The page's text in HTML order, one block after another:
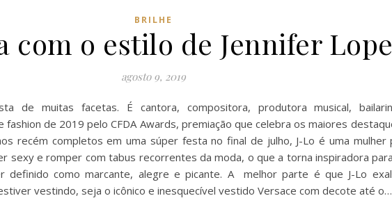
BRILHE
com o estilo de Jennifer
agosto 9, 2019
de muitas facetas. É cantora, compositora, produtora musical,
de 2019 pelo CFDA Awards, premiação que celebra os maiores
recém completos em uma súper festa no final de julho, J-Lo é uma mulher
sexy e romper com tabus recorrentes da moda, o que a torna inspiradora
como marcante, alegre e picante. A melhor parte é que J-Lo
vestindo, seja o icônico e inesquecível vestido Versace com decote até o…